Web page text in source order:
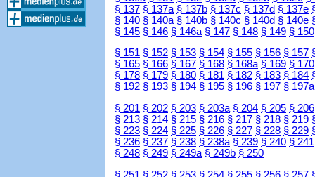
§ 137 § 137a § 137b § 137c § 137d § 137e
§ 140 § 140a § 140b § 140c § 140d § 140e
§ 145 § 146 § 146a § 147 § 148 § 149 § 150
§ 151 § 152 § 153 § 154 § 155 § 156 § 157
§ 165 § 166 § 167 § 168 § 168a § 169 § 170
§ 178 § 179 § 180 § 181 § 182 § 183 § 184
§ 192 § 193 § 194 § 195 § 196 § 197 § 197a
§ 201 § 202 § 203 § 203a § 204 § 205 § 206
§ 213 § 214 § 215 § 216 § 217 § 218 § 219
§ 223 § 224 § 225 § 226 § 227 § 228 § 229
§ 236 § 237 § 238 § 238a § 239 § 240 § 241
§ 248 § 249 § 249a § 249b § 250
§ 251 § 252 § 253 § 254 § 255 § 256 § 257